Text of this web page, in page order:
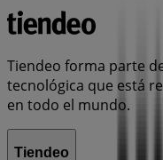
Tiendeo forma parte
tecnológica que está
en todo el mundo.
Tiendeo